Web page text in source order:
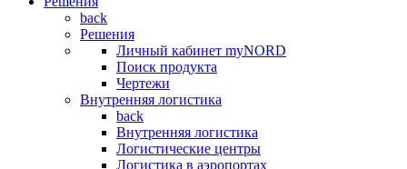
back
Решения
Личный кабинет myNORD
Поиск продукта
Чертежи
Внутренняя логистика
back
Внутренняя логистика
Логистические центры
Логистика в аэропортах